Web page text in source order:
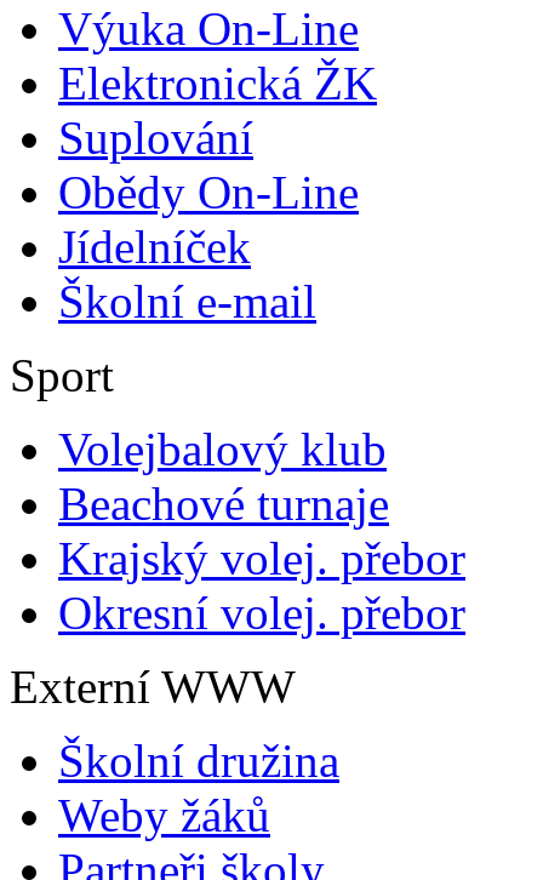
Výuka On-Line
Elektronická ŽK
Suplování
Obědy On-Line
Jídelníček
Školní e-mail
Sport
Volejbalový klub
Beachové turnaje
Krajský volej. přebor
Okresní volej. přebor
Externí WWW
Školní družina
Weby žáků
Partneři školy